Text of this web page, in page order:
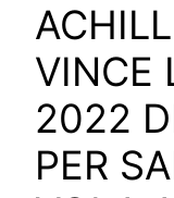
VINCE
2022
PER